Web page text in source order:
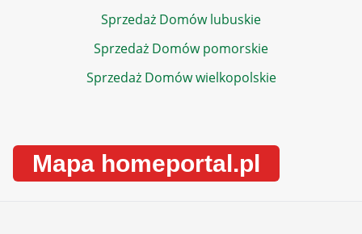
Sprzedaż Domów lubuskie
Sprzedaż Domów pomorskie
Sprzedaż Domów wielkopolskie
Mapa homeportal.pl